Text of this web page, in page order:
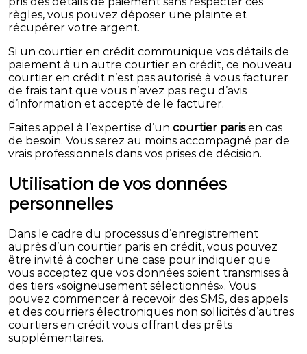
règles, vous pouvez déposer une plainte et
récupérer votre argent.
Si un courtier en crédit communique vos détails de
paiement à un autre courtier en crédit, ce nouveau
courtier en crédit n’est pas autorisé à vous facturer
de frais tant que vous n’avez pas reçu d’avis
d’information et accepté de le facturer.
Faites appel à l’expertise d’uncourtier parisen cas
de besoin. Vous serez au moins accompagné par de
vrais professionnels dans vos prises de décision.
Utilisation de vos données
personnelles
Dans le cadre du processus d’enregistrement
auprès d’un courtier paris en crédit, vous pouvez
être invité à cocher une case pour indiquer que
vous acceptez que vos données soient transmises à
des tiers «soigneusement sélectionnés». Vous
pouvez commencer à recevoir des SMS, des appels
et des courriers électroniques non sollicités d’autres
courtiers en crédit vous offrant des prêts
supplémentaires.